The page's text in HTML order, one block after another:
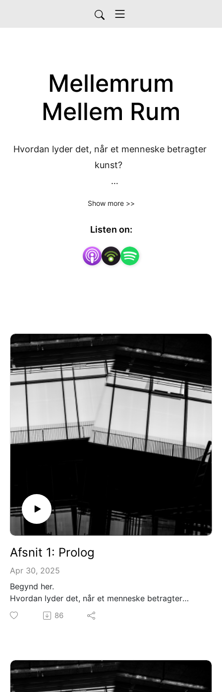
Mellemrum
Mellem Rum
Hvordan lyder det, når et menneske betragter
kunst?
Aarhus og om menneskers møde med kunsten.
Serien henvender sig til alle, der interesserer sig
Carlsbergfondet.
Show more >>
Listen on:
Afsnit 1: Prolog
Apr 30, 2025
Begynd her.
Hvordan lyder det, når et menneske betragter
kunst? Før vi bevæger os ind på skolen og nærmer
os kunsten, stiller vi det mest oplagte spørgsmål.
Birch og Kim G Hansen
Medvirkende: Signe Egholm Olsen
Tak til Ny Carlsbergfondet for støtte
86